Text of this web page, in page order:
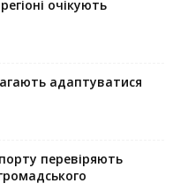
очікують
адаптуватися
перевіряють